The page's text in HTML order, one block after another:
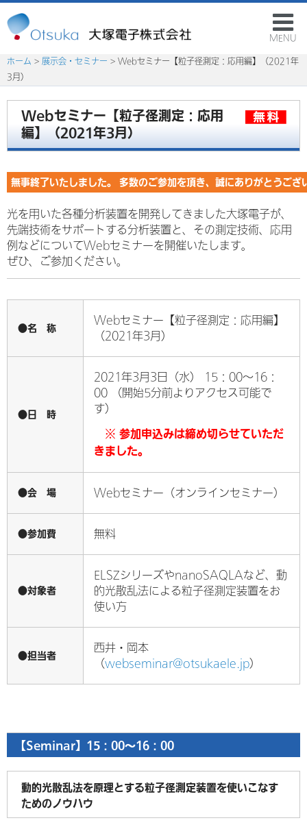
MENU
ホーム > 展示会・セミナー > Webセミナー【粒子径測定：応用編】（2021年
3月）
Webセミナー【粒子径測定：応用
編】（2021年3月）
無事終了いたしました。 多数のご参加を頂き、誠にありがとうござ
光を用いた各種分析装置を開発してきました大塚電子が、
先端技術をサポートする分析装置と、その測定技術、応用
例などについてWebセミナーを開催いたします。
ぜひ、ご参加ください。
●名 称
Webセミナー【粒子径測定：応用編】
（2021年3月）
●日 時
2021年3月3日（水） 15：00～16：
00 （開始5分前よりアクセス可能で
す）
※ 参加申込みは締め切らせていただ
きました。
●会 場 Webセミナー（オンラインセミナー）
●参加費 無料
●対象者
ELSZシリーズやnanoSAQLAなど、動
的光散乱法による粒子径測定装置をお
使い方
●担当者
西井・岡本
（webseminar@otsukaele.jp）
【Seminar】15：00～16：00
動的光散乱法を原理とする粒子径測定装置を使いこなす
ためのノウハウ